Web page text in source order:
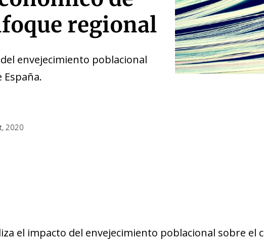
regional
envejecimiento poblacional
2020
el impacto del envejecimiento poblacional sobre el